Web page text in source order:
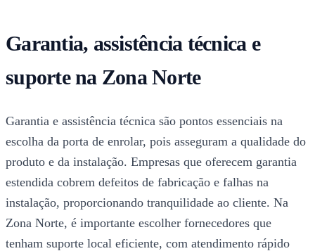
Garantia, assistência técnica e
suporte na Zona Norte
Garantia e assistência técnica são pontos essenciais na
escolha da porta de enrolar, pois asseguram a qualidade do
produto e da instalação. Empresas que oferecem garantia
estendida cobrem defeitos de fabricação e falhas na
instalação, proporcionando tranquilidade ao cliente. Na
Zona Norte, é importante escolher fornecedores que
tenham suporte local eficiente, com atendimento rápido